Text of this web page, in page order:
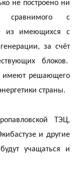
не построено ни
сравнимого с
из имеющихся с
за счёт
блоков.
имеют решающего
страны.
ТЭЦ,
и другие
учащаться и